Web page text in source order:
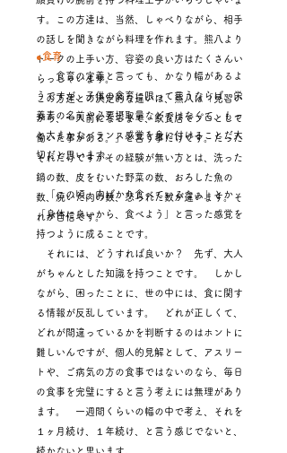
す。この方達は、当然、しゃべりながら、相手
の話しを聞きながら料理を作れます。熊八より
トークの上手い方、容姿の良い方はたくさんい
らっしゃいます。
この方達との決定的な違いは、熊八は「見習い
から、一人前になるまで、飲食店でプロとして
働いた事がある。」と言う事だけです。たった
それだけですがその経験が無い方とは、洗った
鍋の数、皮をむいた野菜の数、おろした魚の
数、焼いた肉の数、怒られた数が違います。そ
れが自信です。
●食育
食育の定義と言っても、かなり幅があるよ
うですが、子供の食育に限って言うならば、栄
養素の名前や必要摂取量などではなくて、もっ
と大まかなバランス感覚を身に付けることだ大
切だと思います。
「この頃、肉ばかり食べているなぁ」とか
「身体に良いから、食べよう」と言った感覚を
持つように成ることです。
それには、どうすれば良いか？ 先ず、大人
がちゃんとした知識を持つことです。 しかし
ながら、困ったことに、世の中には、食に関す
る情報が反乱しています。 どれが正しくて、
どれが間違っているかを判断するのはホントに
難しいんですが、個人的見解として、アスリー
トや、ご病気の方の食事ではないのなら、毎日
の食事を完璧にすると言う考えには無理があり
ます。 一週間くらいの幅の中で考え、それを
１ヶ月続け、１年続け、と言う感じでないと、
続かないと思います。